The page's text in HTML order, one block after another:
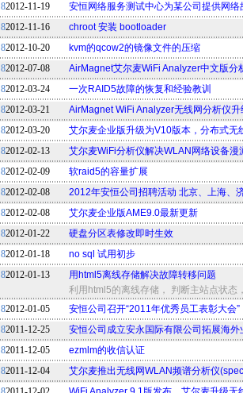
82012-11-19 安恒网络服务测试中心为某公司提供网络
82012-11-16 chroot 安装 bootloader
82012-10-20 kvm的qcow2的镜像文件的压缩
82012-07-08 AirMagnet艾尔麦WiFi Analyzer中文版分
82012-03-24 一次RAID5故障的恢复和经验教训
82012-03-21 AirMagnet WiFi Analyzer无线网分析仪升
82012-03-20 艾尔麦企业版升级为V10版本，分布式无
82012-02-13 艾尔麦WiFi分析仪解决WLAN网络设备漫
82012-02-09 软raid5的容量扩展
82012-02-08 2012年安恒公司招聘活动 北京、上海、
82012-02-08 艾尔麦企业版AME9.0最新更新
82012-01-22 硬盘分区表修改即时生效
82012-01-18 no sql 试用初步
82012-01-13 用html5离线存储解决故障转移问题
利用html5的离线存储， 判断主站点状态
82012-01-05 安恒公司召开“2011年优秀员工表彰大会”
82011-12-25 安恒公司成立安永国际有限公司拓展海外
82011-12-05 ezmlm的收信认证
82011-12-04 艾尔麦推出无线网WLAN频谱分析仪